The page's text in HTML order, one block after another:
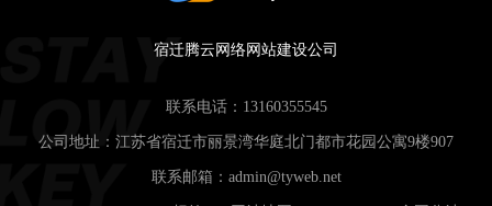
宿迁腾云网络网站建设公司
联系电话： 13160355545
公司地址：江苏省宿迁市丽景湾华庭北门都市花园公寓9楼907
联系邮箱： admin@tyweb.net